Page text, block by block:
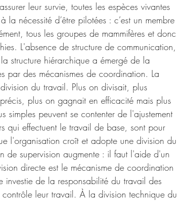
leur survie, toutes les espèces vivantes
nécessité d’être pilotées : c’est un membre
tous les groupes de mammifères et donc
L'absence de structure de communication,
structure hiérarchique a émergé de la
par des mécanismes de coordination. La
du travail. Plus on divisait, plus
plus on gagnait en efficacité mais plus
simples peuvent se contenter de l'ajustement
qui effectuent le travail de base, ­sont pour
l'organisation croît et adopte une division du
de supervision augmente : il faut l'aide d'un
directe est le mécanisme de coordination
investie de la responsabilité du travail des
leur travail. À la division technique du